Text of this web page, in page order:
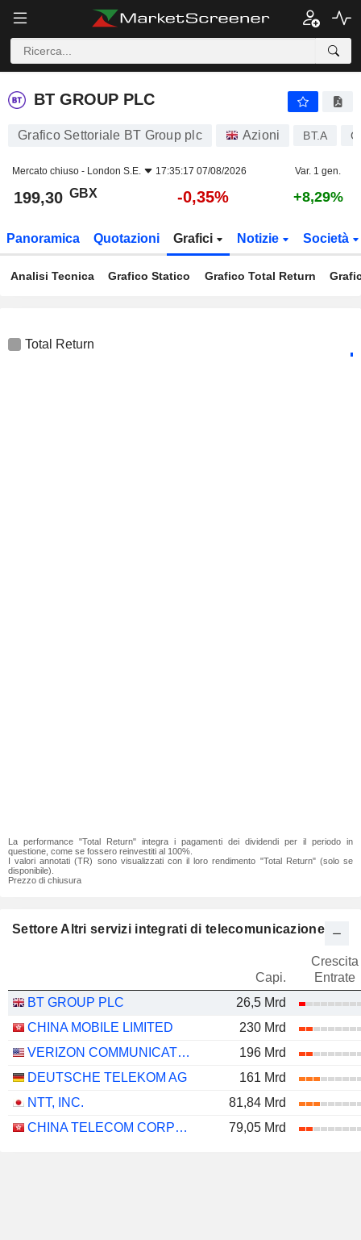
BT GROUP PLC
BT GROUP PLC
Grafico Settoriale BT Group plc Azioni BT.A
Mercato chiuso - London S.E. 17:35:17 07/08/2026 Var. 1 gen.
199,30 GBX -0,35% +8,29%
Panoramica Quotazioni Grafici Notizie Società
Analisi Tecnica Grafico Statico Grafico Total Return
Total Return
La performance "Total Return" integra i pagamenti dei dividendi per il periodo in
questione, come se fossero reinvestiti al 100%.
I valori annotati (TR) sono visualizzati con il loro rendimento "Total Return" (solo se
disponibile).
Prezzo di chiusura
Settore Altri servizi integrati di telecomunicazione
Capi.
Crescita
Entrate
BT GROUP PLC
26,5 Mrd
CHINA MOBILE LIMITED
230 Mrd
VERIZON COMMUNICATIONS, INC.
196 Mrd
DEUTSCHE TELEKOM AG
161 Mrd
NTT, INC.
81,84 Mrd
CHINA TELECOM CORPORATION LIMITED
79,05 Mrd